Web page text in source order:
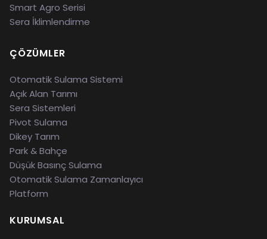
Smart Agro Serisi
Sera İklimlendirme
ÇÖZÜMLER
Otomatik Sulama Sistemi
Açık Alan Tarımı
Sera Sistemleri
Pivot Sulama
Dikey Tarım
Park & Bahçe
Düşük Basınç Sulama
Otomatik Sulama Zamanlayıcı
Platform
KURUMSAL